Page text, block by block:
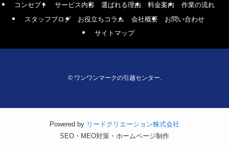
コンセプト サービス内容 選ばれる理由 料金案内
作業の流れ
スタッフブログ
お役立ちコラム 会社概要
お問い合わせ
サイトマップ
©ワンワンマークの引越センター.
Powered by リードクリエーション株式会社
SEO・MEO対策・ホームページ制作